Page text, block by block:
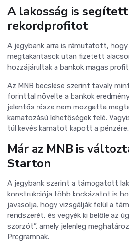
A lakosság is
rekordprofitot
A jegybank arra is rámutatott, hogy
megtakarítások után fizetett
hozzájárultak a bankok magas
Az MNB becslése szerint tavaly
forinttal növelte a bankok
jelentős része nem mozgatta
kamatozású lehetőségek felé.
túl kevés kamatot kapott a pénzére.
Már az MNB is
Starton
A jegybank szerint a támogatott
konstrukciója több kockázatot is
javasolja, hogy vizsgálják felül a
rendszerét, és vegyék ki belőle az
szorzót”, amely jelenleg
Programnak.